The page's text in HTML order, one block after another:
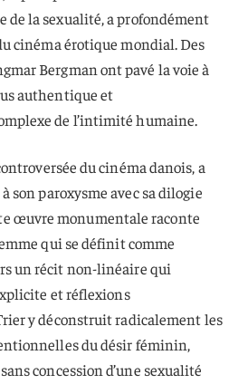
de la sexualité, a profondément
cinéma érotique mondial. Des
Bergman ont pavé la voie à
authentique et
de l’intimité humaine.
du cinéma danois, a
son paroxysme avec sa dilogie
œuvre monumentale raconte
qui se définit comme
un récit non-linéaire qui
et réflexions
y déconstruit radicalement les
du désir féminin,
concession d’une sexualité